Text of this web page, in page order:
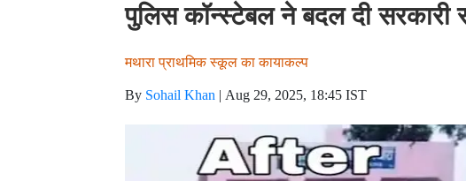
पुलिस कॉन्स्टेबल ने बदल दी सरकारी
मथारा प्राथमिक स्कूल का कायाकल्प
By Sohail Khan | Aug 29, 2025, 18:45 IST